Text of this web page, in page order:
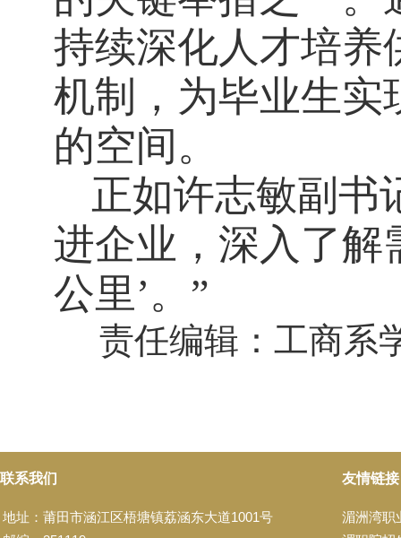
持续深化人才培养
机制，为毕业生实
的空间。
正如许志敏副书
进企业，深入了解
公里’。”
责任编辑：工商系
联系我们
地址：莆田市涵江区梧塘镇荔涵东大道1001号
友情链接
湄洲湾职